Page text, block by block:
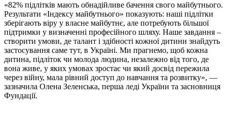
«82% підлітків мають обнадійливе бачення свого майбутнього.
Результати «Індексу майбутнього» показують: наші підлітки
зберігають віру у власне майбутнє, але потребують більшої
підтримки у визначенні професійного шляху. Наше завдання –
створити умови, де талант і здібності кожної дитини знайдуть
застосування саме тут, в Україні. Ми прагнемо, щоб кожна
дитина, підліток чи молода людина, незалежно від того, де
вона живе, у яких умовах зростає чи який досвід пережила
через війну, мала рівний доступ до навчання та розвитку», —
зазначила Олена Зеленська, перша леді України та засновниця
Фундації.